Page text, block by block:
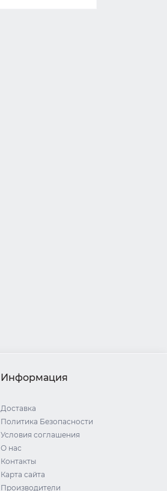
Информация
Доставка
Политика Безопасности
Условия соглашения
О нас
Контакты
Карта сайта
Производители